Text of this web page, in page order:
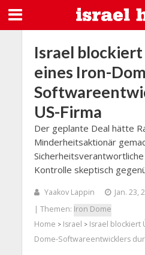
Israel
eines Iron-
US-Firma
Der geplante Deal hätte
Minderheitsaktionär
Kontrolle skeptisch
Yaakov Lappin
Jan. 23,
| Themen: Iron Dome
Home > Israel > Israel blockiert
Dome-Softwareentwicklers